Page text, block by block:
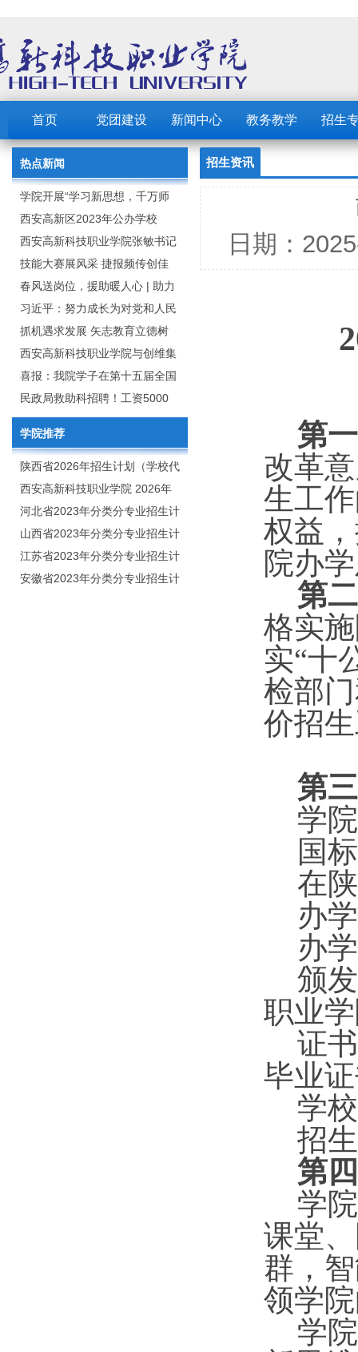
首页 党团建设 新闻中心 教务教学 招生
热点新闻
学院开展“学习新思想，千万师
生同上一堂课”活动
西安高新区2023年公办学校
（园） 公开招聘教职工公告
西安高新科技职业学院张敏书记
为全院师生党员上党课
技能大赛展风采 捷报频传创佳
绩：西安高新科技职业学院师生
在2023年陕西省职业技能大赛中
取佳绩
春风送岗位，援助暖人心 | 助力
毕业生求职就业
习近平：努力成长为对党和人民
忠诚可靠、堪当时代重任的栋梁
之才
抓机遇求发展 矢志教育立德树
人：西安高新科技职业学院召开
2020年年终总结暨表彰网络视频
会
西安高新科技职业学院与创维集
团举行校企合作签约仪式
喜报：我院学子在第十五届全国
大学生广告艺术大赛（大广
赛）、第十一届未来设计师.高校
数字艺术设计大赛（NCDA）国
赛中喜获佳绩
民政局救助科招聘！工资5000
元/月
学院推荐
陕西省2026年招生计划（学校代
码：8103）
西安高新科技职业学院 2026年
招生章程
河北省2023年分类分专业招生计
划（院校代号：1889）
山西省2023年分类分专业招生计
划（院校代号：5560）
江苏省2023年分类分专业招生计
划（院校代号：8931）
安徽省2023年分类分专业招生计
招生资讯
日期：
第
改革
生工
权益
院办
第
格实
实“十
检部
价招
第
学
国
在
办
办
颁
职业
证
毕业
学
招
第
学
课堂
群，
领学
学